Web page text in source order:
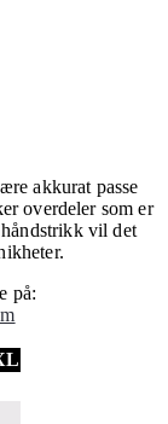
akkurat passe
overdeler som er
vil det
på: